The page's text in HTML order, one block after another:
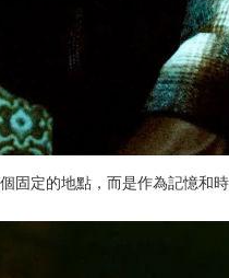
定的地點，而是作為記憶和